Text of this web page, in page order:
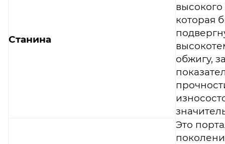
Станина
высокого
которая
обжигу,
Это